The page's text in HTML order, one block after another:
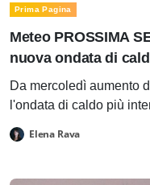
Prima Pagina
Meteo PROSSIMA
nuova ondata di
Da mercoledì aumento
l'ondata di caldo più
Elena Rava